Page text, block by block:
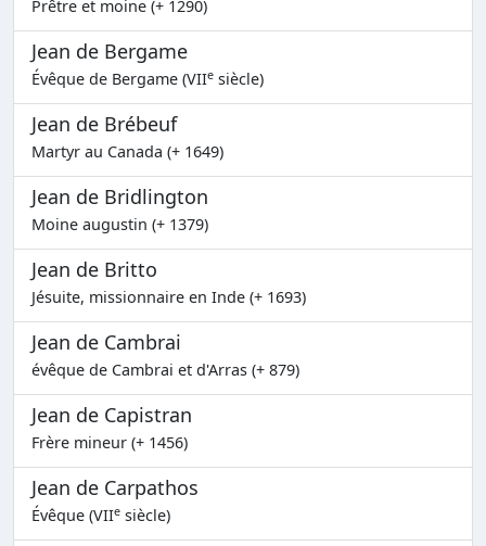
Prêtre et moine (+ 1290)
Jean de Bergame
Évêque de Bergame (VIIe siècle)
Jean de Brébeuf
Martyr au Canada (+ 1649)
Jean de Bridlington
Moine augustin (+ 1379)
Jean de Britto
Jésuite, missionnaire en Inde (+ 1693)
Jean de Cambrai
évêque de Cambrai et d'Arras (+ 879)
Jean de Capistran
Frère mineur (+ 1456)
Jean de Carpathos
Évêque (VIIe siècle)